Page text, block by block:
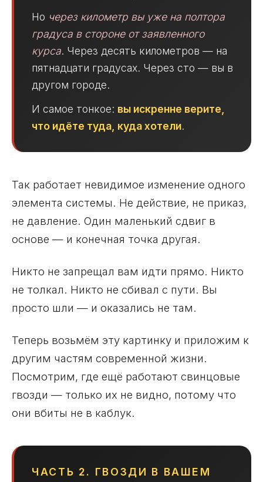
Но через километр вы уже на полтора
градуса в стороне от заявленного
курса. Через десять километров — на
пятнадцати градусах. Через сто — вы в
другом городе.
И самое тонкое: вы искренне верите,
что идёте туда, куда хотели.
Так работает невидимое изменение одного
элемента системы. Не действие, не приказ,
не давление. Один маленький сдвиг в
основе — и конечная точка другая.
Никто не запрещал вам идти прямо. Никто
не толкал. Никто не сбивал с пути. Вы
просто шли — и оказались не там.
Теперь возьмём эту картинку и приложим к
другим частям современной жизни.
Посмотрим, где ещё работают свинцовые
гвозди — только их не видно, потому что
они вбиты не в каблук.
ЧАСТЬ 2. ГВОЗДИ В ВАШЕМ